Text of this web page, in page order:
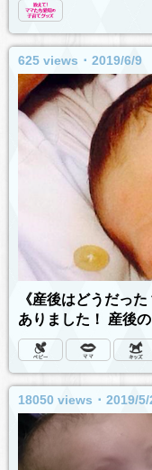
625 views ･ 2019/6/9
《産後はどうだっ
ありました！ 産後
18050 views ･ 2019/5/